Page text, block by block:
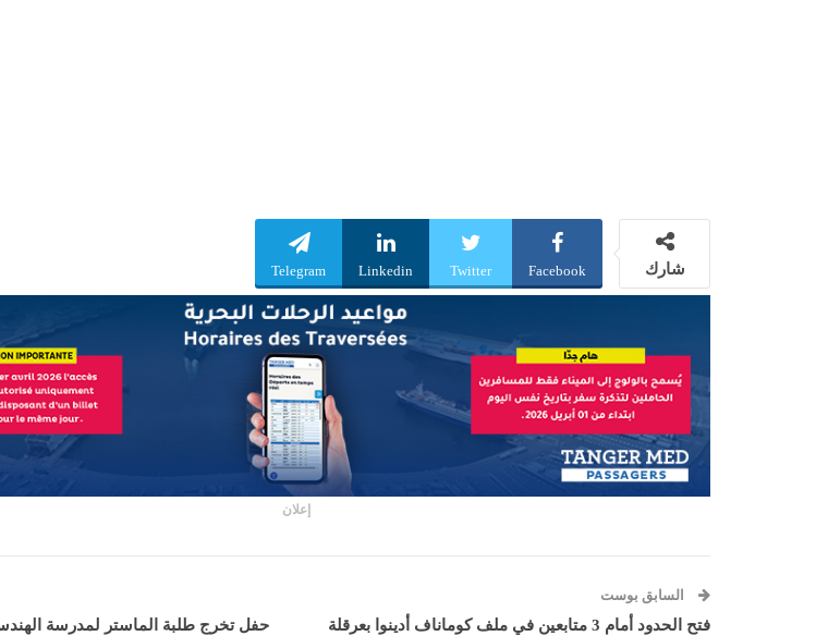
شارك Facebook
Twitter
Linkedin
Telegram
إعلان
السابق بوست
فتح الحدود أمام 3 متابعين في ملف كوماناف أدينوا بعرقلة
حفل تخرج طلبة الماستر لمدرسة